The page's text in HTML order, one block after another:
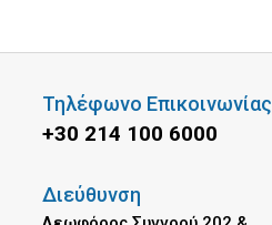
Τηλέφωνο Επικοινωνίας
+30 214 100 6000
Διεύθυνση